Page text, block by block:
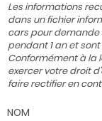
Les informations
dans un fichier
cars pour demande
pendant 1 an et
Conformément à la
exercer votre droit
faire rectifier en
NOM